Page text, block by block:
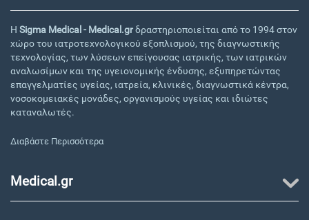
Η Sigma Medical - Medical.grδραστηριοποιείται από το 1994 στον
χώρο του ιατροτεχνολογικού εξοπλισμού, της διαγνωστικής
τεχνολογίας, των λύσεων επείγουσας ιατρικής, των ιατρικών
αναλωσίμων και της υγειονομικής ένδυσης, εξυπηρετώντας
επαγγελματίες υγείας, ιατρεία, κλινικές, διαγνωστικά κέντρα,
νοσοκομειακές μονάδες, οργανισμούς υγείας και ιδιώτες
καταναλωτές.
Διαβάστε Περισσότερα
Medical.gr